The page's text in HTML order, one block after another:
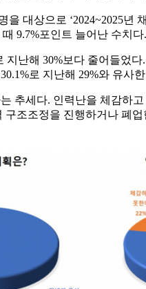
대상으로 ‘2024~2025
9.7%포인트 늘어난 수치다.
난해 30%보다 줄어들었
로 지난해 29%와 유사
세다. 인력난을 체감하
조조정을 진행하거나 폐